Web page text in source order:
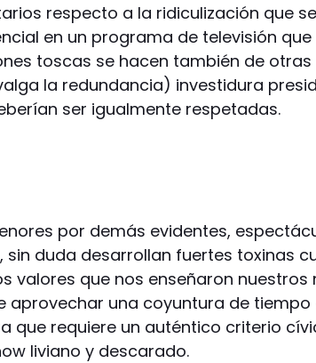
respecto a la ridiculización que
en un programa de televisión
toscas se hacen también de
la redundancia) investidura
ser igualmente respetadas.
por demás evidentes,
sin duda desarrollan fuertes toxinas
valores que nos enseñaron nuestros
aprovechar una coyuntura de
que requiere un auténtico criterio
liviano y descarado.